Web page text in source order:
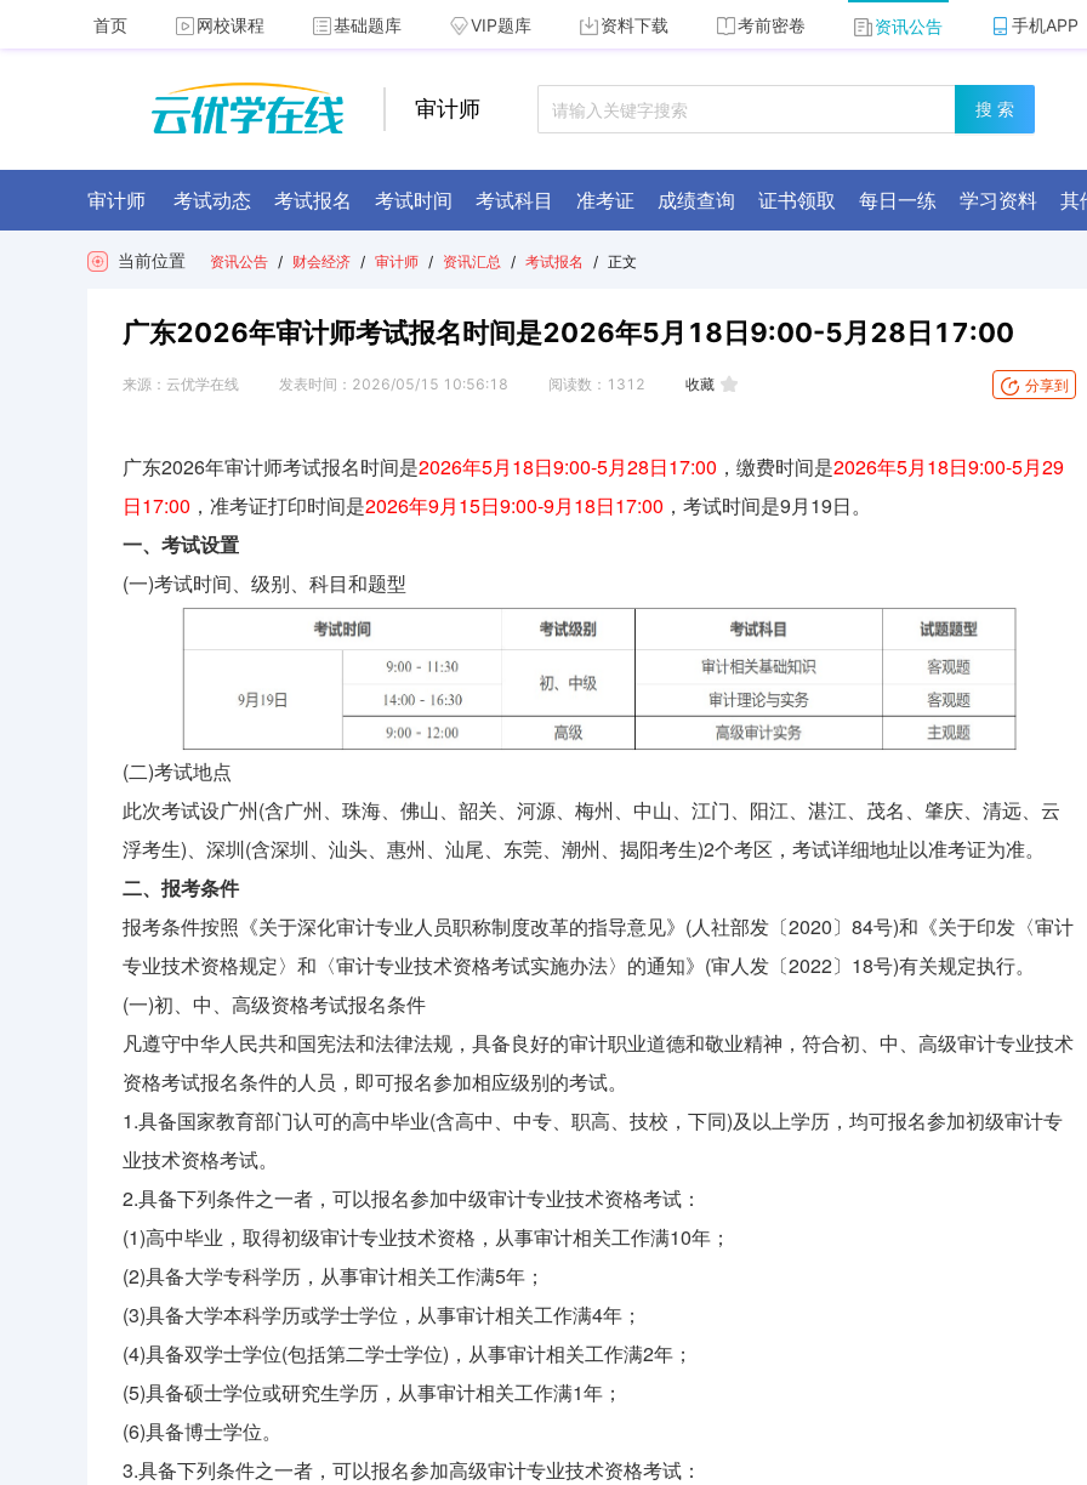
首页 网校课程 基础题库 VIP题库 资料下载 考前密卷 资讯公告 手机APP
审计师 搜 索
审计师 考试动态 考试报名 考试时间 考试科目 准考证 成绩查询 证书领取 每日一练 学习资料 其
当前位置 资讯公告 / 财会经济 / 审计师 / 资讯汇总 / 考试报名 / 正文
广东2026年审计师考试报名时间是2026年5月18日9:00-5月28日17:00
来源： 云优学在线 发表时间： 2026/05/15 10:56:18 阅读数： 1312 收藏 分享到
广东2026年审计师考试报名时间是2026年5月18日9:00-5月28日17:00 ，缴费时间是2026年5月18日9:00-5月29
日17:00 ，准考证打印时间是2026年9月15日9:00-9月18日17:00 ，考试时间是9月19日。
一、考试设置
(一)考试时间、级别、科目和题型
(二)考试地点
此次考试设广州(含广州、珠海、佛山、韶关、河源、梅州、中山、江门、阳江、湛江、茂名、肇庆、清远、云
浮考生)、深圳(含深圳、汕头、惠州、汕尾、东莞、潮州、揭阳考生)2个考区，考试详细地址以准考证为准。
二、报考条件
报考条件按照《关于深化审计专业人员职称制度改革的指导意见》(人社部发〔2020〕84号)和《关于印发〈审计
专业技术资格规定〉和〈审计专业技术资格考试实施办法〉的通知》(审人发〔2022〕18号)有关规定执行。
(一)初、中、高级资格考试报名条件
凡遵守中华人民共和国宪法和法律法规，具备良好的审计职业道德和敬业精神，符合初、中、高级审计专业技术
资格考试报名条件的人员，即可报名参加相应级别的考试。
1.具备国家教育部门认可的高中毕业(含高中、中专、职高、技校，下同)及以上学历，均可报名参加初级审计专
业技术资格考试。
2.具备下列条件之一者，可以报名参加中级审计专业技术资格考试：
(1)高中毕业，取得初级审计专业技术资格，从事审计相关工作满10年；
(2)具备大学专科学历，从事审计相关工作满5年；
(3)具备大学本科学历或学士学位，从事审计相关工作满4年；
(4)具备双学士学位(包括第二学士学位)，从事审计相关工作满2年；
(5)具备硕士学位或研究生学历，从事审计相关工作满1年；
(6)具备博士学位。
3.具备下列条件之一者，可以报名参加高级审计专业技术资格考试：